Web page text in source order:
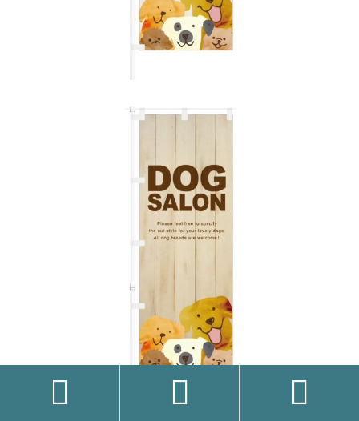
  